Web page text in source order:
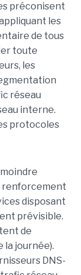
préconisent
les
de tous
toute
les
réseau
interne.
protocoles
renforcement
disposant
prévisible.
de
la journée).
DNS-